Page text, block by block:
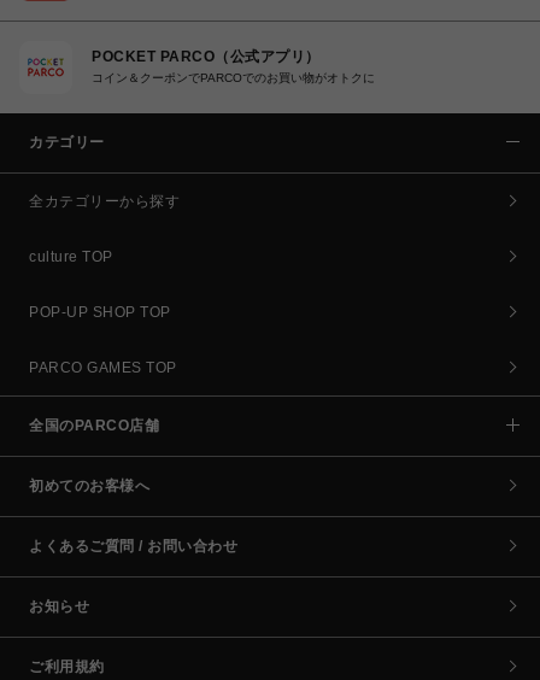
POCKET PARCO（公式アプリ）
コイン＆クーポンでPARCOでのお買い物がオトクに
カテゴリー
全カテゴリーから探す
culture TOP
POP-UP SHOP TOP
PARCO GAMES TOP
全国のPARCO店舗
初めてのお客様へ
よくあるご質問 / お問い合わせ
お知らせ
ご利用規約